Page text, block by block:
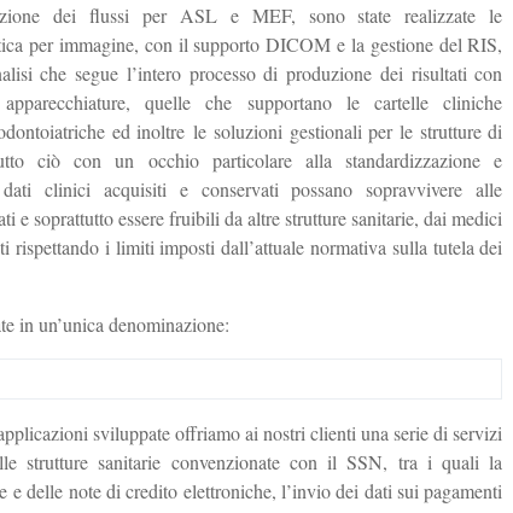
dei flussi per ASL e MEF, sono state realizzate le
per immagine, con il supporto DICOM e la gestione del RIS,
che segue l’intero processo di produzione dei risultati con
quelle che supportano le cartelle cliniche
ed inoltre le soluzioni gestionali per le strutture di
ciò con un occhio particolare alla standardizzazione e
clinici acquisiti e conservati possano sopravvivere alle
e soprattutto essere fruibili da altre strutture sanitarie, dai medici
rispettando i limiti imposti dall’attuale normativa sulla tutela dei
in un’unica denominazione:
sviluppate offriamo ai nostri clienti una serie di servizi
strutture sanitarie convenzionate con il SSN, tra i quali la
e delle note di credito elettroniche, l’invio dei dati sui pagamenti